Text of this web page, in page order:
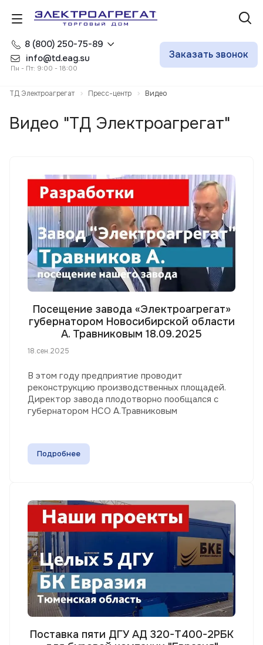
8 (800) 250-75-89
info@td.eag.su
Пн - Пт: 9:00 - 18:00
Заказать звонок
ТД Электроагрегат Пресс-центр Видео
Видео "ТД Электроагрегат"
Посещение завода «Электроагрегат»
губернатором Новосибирской области
А. Травниковым 18.09.2025
18.сен.2025
В этом году предприятие проводит
реконструкцию производственных площадей.
Директор завода плодотворно пообщался с
губернатором НСО А.Травниковым
Подробнее
Поставка пяти ДГУ АД 320-Т400-2РБК